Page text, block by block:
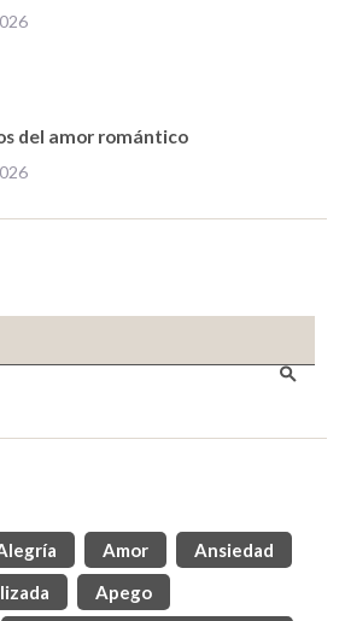
del amor romántico
Amor
Ansiedad
Apego